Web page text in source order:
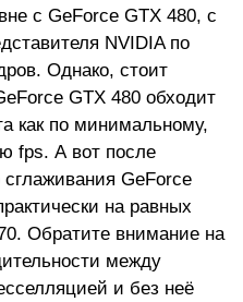
с GeForce GTX 480, с
NVIDIA по
Однако, стоит
GTX 480 обходит
как по минимальному,
fps. А вот после
сглаживания GeForce
на равных
Обратите внимание на
между
и без неё